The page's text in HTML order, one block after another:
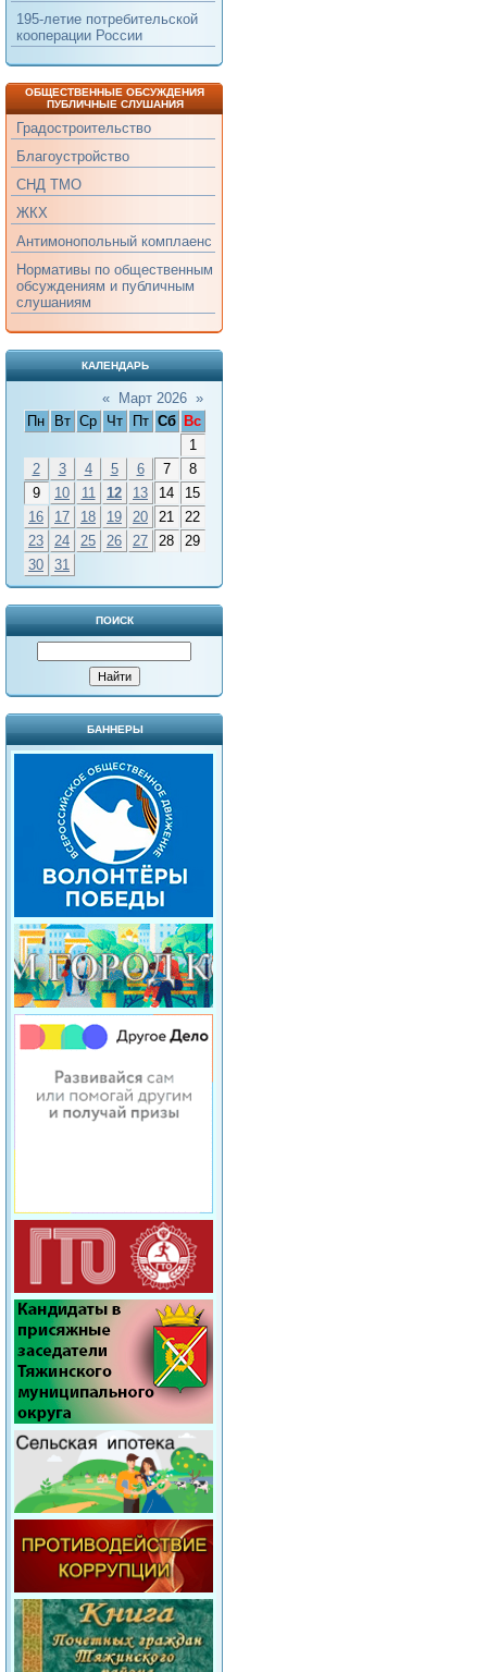
195-летие потребительской
кооперации России
ОБЩЕСТВЕННЫЕ ОБСУЖДЕНИЯ
ПУБЛИЧНЫЕ СЛУШАНИЯ
Градостроительство
Благоустройство
СНД ТМО
ЖКХ
Антимонопольный комплаенс
Нормативы по общественным
обсуждениям и публичным
слушаниям
КАЛЕНДАРЬ
« Март 2026 »
Пн
Вт Ср Чт Пт Сб
Вс
1
2
3 4 5 6 7
8
9
10 11 12 13 14
15
16
17 18 19 20 21
22
23
24 25 26 27 28
29
30
31
ПОИСК
БАННЕРЫ